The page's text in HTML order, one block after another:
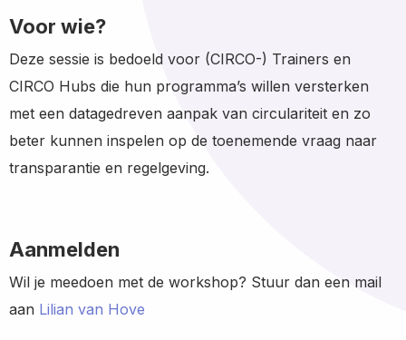
Voor wie?
Deze sessie is bedoeld voor (CIRCO-) Trainers en
CIRCO Hubs die hun programma’s willen versterken
met een datagedreven aanpak van circulariteit en zo
beter kunnen inspelen op de toenemende vraag naar
transparantie en regelgeving.
Aanmelden
Wil je meedoen met de workshop? Stuur dan een mail
aan Lilian van Hove